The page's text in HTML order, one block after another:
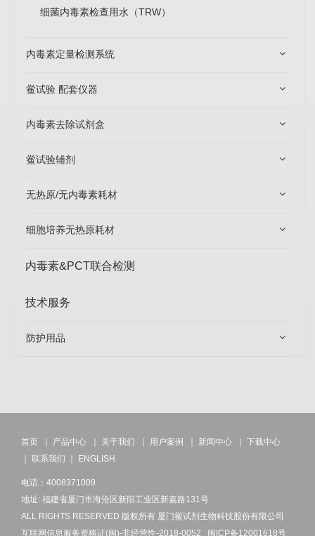
细菌内毒素检查用水（TRW）
内毒素定量检测系统
鲎试验 配套仪器
内毒素去除试剂盒
鲎试验辅剂
无热原/无内毒素耗材
细胞培养无热原耗材
内毒素&PCT联合检测
技术服务
防护用品
首页 ｜ 产品中心 ｜ 关于我们 ｜ 用户案例 ｜ 新闻中心 ｜ 下载中心
｜ 联系我们 ｜ ENGLISH
电话：4008371009
地址: 福建省厦门市海沧区新阳工业区新嘉路131号
ALL RIGHTS RESERVED 版权所有 厦门鲎试剂生物科技股份有限公司
互联网信息服务资格证(闽)-非经营性-2018-0052 闽ICP备12001618号